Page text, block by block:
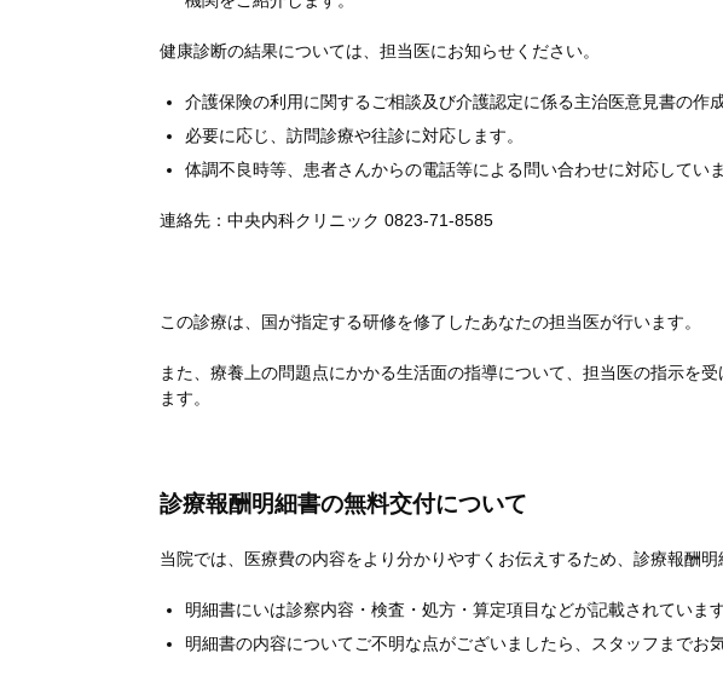
健康診断の結果については、担当医にお知らせください。
介護保険の利用に関するご相談及び介護認定に係る主治医意見書の作
必要に応じ、訪問診療や往診に対応します。
体調不良時等、患者さんからの電話等による問い合わせに対応していま
連絡先：中央内科クリニック 0823-71-8585
この診療は、国が指定する研修を修了したあなたの担当医が行います。
また、療養上の問題点にかかる生活面の指導について、担当医の指示を
ます。
診療報酬明細書の無料交付について
当院では、医療費の内容をより分かりやすくお伝えするため、診療報酬明
明細書にいは診察内容・検査・処方・算定項目などが記載されています
明細書の内容についてご不明な点がございましたら、スタッフまでお